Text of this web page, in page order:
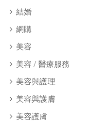
結婚
網購
美容
美容 / 醫療服務
美容與護理
美容與護膚
美容護膚